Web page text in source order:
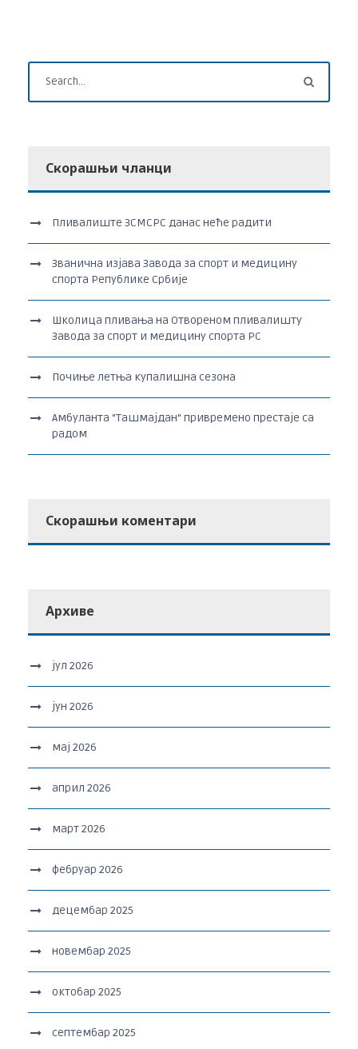
Скорашњи чланци
Пливалиште ЗСМСРС данас неће радити
Званична изјава Завода за спорт и медицину
спорта Републике Србије
Школица пливања на Отвореном пливалишту
Завода за спорт и медицину спорта РС
Почиње летња купалишна сезона
Амбуланта “Ташмајдан“ привремено престаје са
радом
Скорашњи коментари
Архиве
јул 2026
јун 2026
мај 2026
април 2026
март 2026
фебруар 2026
децембар 2025
новембар 2025
октобар 2025
септембар 2025